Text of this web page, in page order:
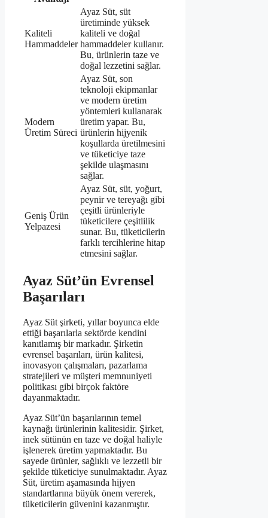
Kaliteli
Hammaddeler
Ayaz Süt, süt
üretiminde yüksek
kaliteli ve doğal
hammaddeler kullanır.
Bu, ürünlerin taze ve
doğal lezzetini sağlar.
Modern
Üretim Süreci
Ayaz Süt, son
teknoloji ekipmanlar
ve modern üretim
yöntemleri kullanarak
üretim yapar. Bu,
ürünlerin hijyenik
koşullarda üretilmesini
ve tüketiciye taze
şekilde ulaşmasını
sağlar.
Geniş Ürün
Yelpazesi
Ayaz Süt, süt, yoğurt,
peynir ve tereyağı gibi
çeşitli ürünleriyle
tüketicilere çeşitlilik
sunar. Bu, tüketicilerin
farklı tercihlerine hitap
etmesini sağlar.
Ayaz Süt’ün Evrensel
Başarıları
Ayaz Süt şirketi, yıllar boyunca elde
ettiği başarılarla sektörde kendini
kanıtlamış bir markadır. Şirketin
evrensel başarıları, ürün kalitesi,
inovasyon çalışmaları, pazarlama
stratejileri ve müşteri memnuniyeti
politikası gibi birçok faktöre
dayanmaktadır.
Ayaz Süt’ün başarılarının temel
kaynağı ürünlerinin kalitesidir. Şirket,
inek sütünün en taze ve doğal haliyle
işlenerek üretim yapmaktadır. Bu
sayede ürünler, sağlıklı ve lezzetli bir
şekilde tüketiciye sunulmaktadır. Ayaz
Süt, üretim aşamasında hijyen
standartlarına büyük önem vererek,
tüketicilerin güvenini kazanmıştır.